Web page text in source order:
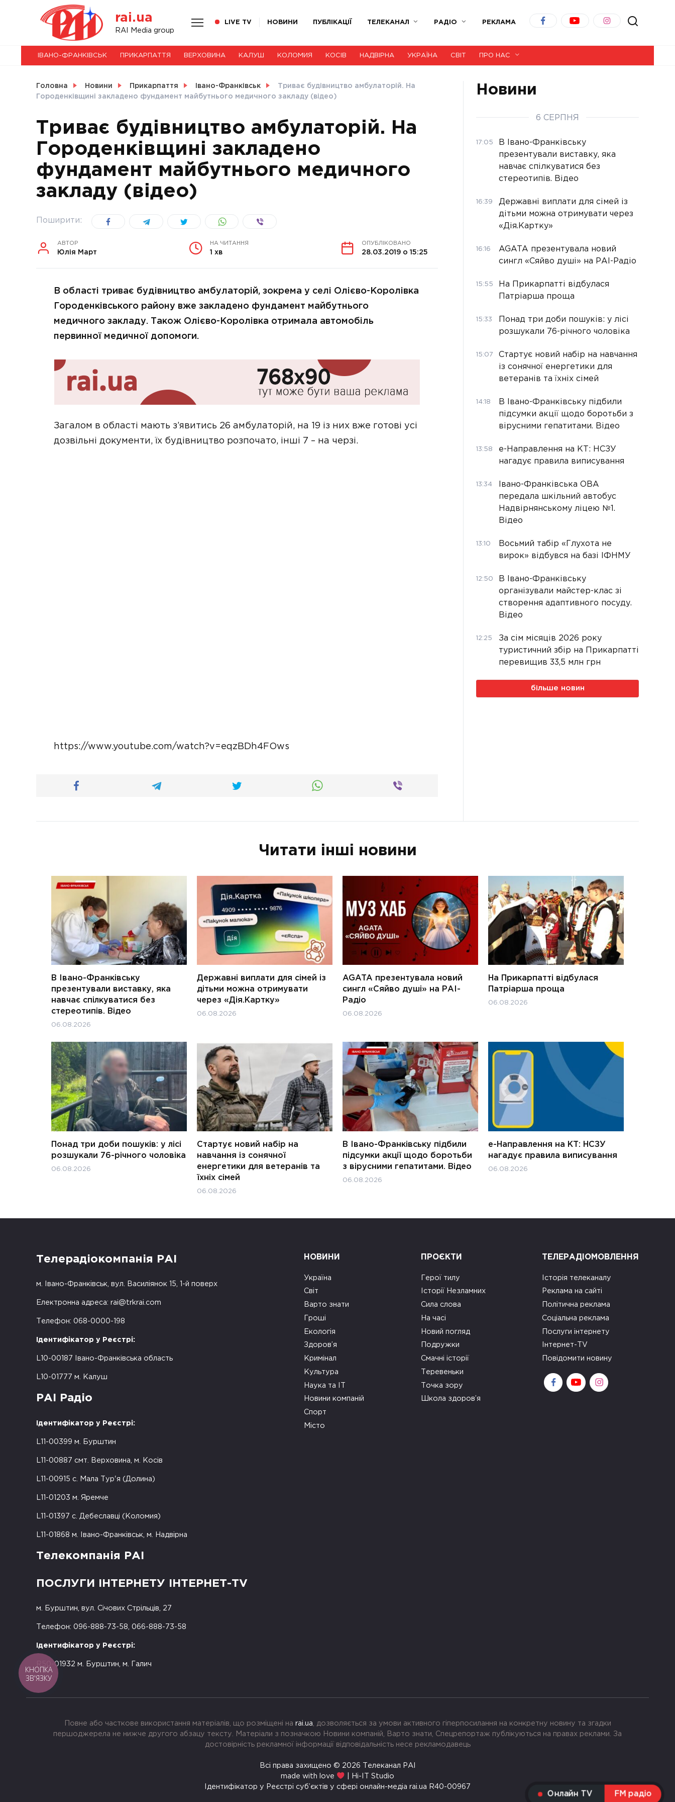
Онлайн TV FM радіо
rai.ua
RAI Media group
LIVE TV НОВИНИ ПУБЛІКАЦІЇ ТЕЛЕКАНАЛ РАДІО РЕКЛАМА
НОВИНИ
СВІТ
УКРАЇНА
ІВАНО-ФРАНКІВСЬК ПРИКАРПАТТЯ ВЕРХОВИНА КАЛУШ КОЛОМИЯ КОСІВ НАДВІРНА УКРАЇНА СВІТ ПРО НАС
Головна Новини Прикарпаття Івано-Франківськ
Триває будівництво амбулаторій. На
Городенківщині закладено фундамент майбутнього медичного закладу (відео)
Триває будівництво амбулаторій. На
Городенківщині закладено
фундамент майбутнього медичного
закладу (відео)
Поширити:
АВТОР
Юлія Март
НА ЧИТАННЯ
1 хв
ОПУБЛІКОВАНО
28.03.2019 о 15:25
В області триває будівництво амбулаторій, зокрема у селі Олієво-Королівка
Городенківського району вже закладено фундамент майбутнього
медичного закладу. Також Олієво-Королівка отримала автомобіль
первинної медичної допомоги.
Загалом в області мають з’явитись 26 амбулаторій, на 19 із них вже готові усі
дозвільні документи, їх будівництво розпочато, інші 7 – на черзі.
https://www.youtube.com/watch?v=eqzBDh4FOws
Новини
6 СЕРПНЯ
17:05
В Івано-Франківську
презентували виставку, яка
навчає спілкуватися без
стереотипів. Відео
16:39
Державні виплати для сімей із
дітьми можна отримувати через
«Дія.Картку»
16:16
AGATA презентувала новий
сингл «Сяйво душі» на РАІ-Радіо
15:55
На Прикарпатті відбулася
Патріарша проща
15:33
Понад три доби пошуків: у лісі
розшукали 76-річного чоловіка
15:07
Стартує новий набір на навчання
із сонячної енергетики для
ветеранів та їхніх сімей
14:18
В Івано-Франківську підбили
підсумки акції щодо боротьби з
вірусними гепатитами. Відео
13:58
е-Направлення на КТ: НСЗУ
нагадує правила виписування
13:34
Івано-Франківська ОВА
передала шкільний автобус
Надвірнянському ліцею №1.
Відео
13:10
Восьмий табір «Глухота не
вирок» відбувся на базі ІФНМУ
12:50
В Івано-Франківську
організували майстер-клас зі
створення адаптивного посуду.
Відео
12:25
За сім місяців 2026 року
туристичний збір на Прикарпатті
перевищив 33,5 млн грн
більше новин
Читати інші новини
В Івано-Франківську
презентували виставку, яка
навчає спілкуватися без
стереотипів. Відео
06.08.2026
Державні виплати для сімей із
дітьми можна отримувати
через «Дія.Картку»
06.08.2026
AGATA презентувала новий
сингл «Сяйво душі» на РАІ-
Радіо
06.08.2026
На Прикарпатті відбулася
Патріарша проща
06.08.2026
Понад три доби пошуків: у лісі
розшукали 76-річного чоловіка
06.08.2026
Стартує новий набір на
навчання із сонячної
енергетики для ветеранів та
їхніх сімей
06.08.2026
В Івано-Франківську підбили
підсумки акції щодо боротьби
з вірусними гепатитами. Відео
06.08.2026
е-Направлення на КТ: НСЗУ
нагадує правила виписування
06.08.2026
Телерадіокомпанія РАІ
м. Івано-Франківськ, вул. Василіянок 15, 1-й поверх
Електронна адреса: rai@trkrai.com
Телефон: 068-0000-198
Ідентифікатор у Реєстрі:
L10-00187 Івано-Франківська область
L10-01777 м. Калуш
РАІ Радіо
Ідентифікатор у Реєстрі:
L11-00399 м. Бурштин
L11-00887 смт. Верховина, м. Косів
L11-00915 с. Мала Тур'я (Долина)
L11-01203 м. Яремче
L11-01397 с. Дебеславці (Коломия)
L11-01868 м. Івано-Франківськ, м. Надвірна
Телекомпанія РАІ
ПОСЛУГИ ІНТЕРНЕТУ ІНТЕРНЕТ-TV
м. Бурштин, вул. Січових Стрільців, 27
Телефон: 096-888-73-58, 066-888-73-58
Ідентифікатор у Реєстрі:
R50-01932 м. Бурштин, м. Галич
НОВИНИ
Україна
Світ
Варто знати
Гроші
Екологія
Здоров’я
Кримінал
Культура
Наука та ІТ
Новини компаній
Спорт
Місто
ПРОЄКТИ
Герої тилу
Історії Незламних
Сила слова
На часі
Новий погляд
Подружки
Смачні історії
Теревеньки
Точка зору
Школа здоров’я
ТЕЛЕРАДІОМОВЛЕННЯ
Історія телеканалу
Реклама на сайті
Політична реклама
Соціальна реклама
Послуги інтернету
Інтернет-TV
Повідомити новину
Повне або часткове використання матеріалів, що розміщені на rai.ua , дозволяється за умови активного гіперпосилання на конкретну новину та згадки
першоджерела не нижче другого абзацу тексту. Матеріали з позначкою Новини компаній, Варто знати, Спецрепортаж публікуються на правах реклами. За
достовірність рекламної інформації відповідальність несе рекламодавець
Всі права захищено © 2026 Телеканал РАІ
made with love
| Hi-IT Studio
Ідентифікатор у Реєстрі суб’єктів у сфері онлайн-медіа rai.ua R40-00967
КНОПКА
ЗВ'ЯЗКУ